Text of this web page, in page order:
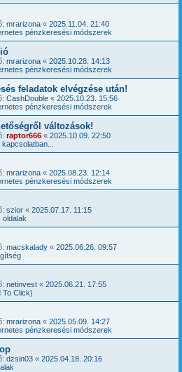
mrarizona « 2025.11.04. 21:40
pénzkeresési módszerek
mrarizona « 2025.10.28. 14:13
pénzkeresési módszerek
feladatok elvégzése után!
CashDouble « 2025.10.23. 15:56
pénzkeresési módszerek
változások!
raptor666 « 2025.10.09. 22:50
mrarizona « 2025.08.23. 12:14
pénzkeresési módszerek
szior « 2025.07.17. 11:15
oldalak
macskalady « 2025.06.26. 09:57
netinvest « 2025.06.21. 17:55
To Click)
mrarizona « 2025.05.09. 14:27
pénzkeresési módszerek
dzsin03 « 2025.04.18. 20:16